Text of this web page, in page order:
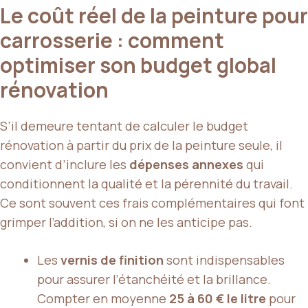
Le coût réel de la peinture pour
carrosserie : comment
optimiser son budget global
rénovation
S’il demeure tentant de calculer le budget
rénovation à partir du prix de la peinture seule, il
convient d’inclure les dépenses annexes qui
conditionnent la qualité et la pérennité du travail.
Ce sont souvent ces frais complémentaires qui font
grimper l’addition, si on ne les anticipe pas.
Les vernis de finition sont indispensables
pour assurer l’étanchéité et la brillance.
Compter en moyenne 25 à 60 € le litre pour